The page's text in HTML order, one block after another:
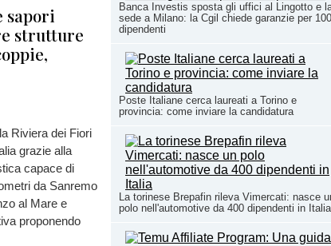
Banca Investis sposta gli uffici al Lingotto e
sede a Milano: la Cgil chiede garanzie per 100
dipendenti
Poste Italiane cerca laureati a Torino e
provincia: come inviare la candidatura
La torinese Brepafin rileva Vimercati: nasce
polo nell'automotive da 400 dipendenti in Italia
sapori
strutture
Riviera dei Fiori
grazie alla
capace di
da Sanremo
al Mare e
proponendo